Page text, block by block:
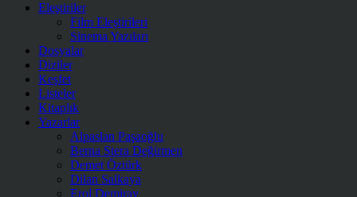
Eleştiriler
Film Eleştirileri
Sinema Yazıları
Dosyalar
Diziler
Keşfet
Listeler
Kitaplık
Yazarlar
Alpaslan Paşaoğlu
Berna Stera Değirmen
Demet Öztürk
Dilan Salkaya
Erol Demiray